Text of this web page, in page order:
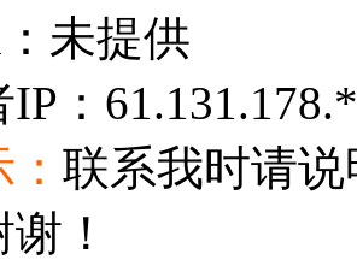
未提供
： 61.131.178.*
联系我时请
！